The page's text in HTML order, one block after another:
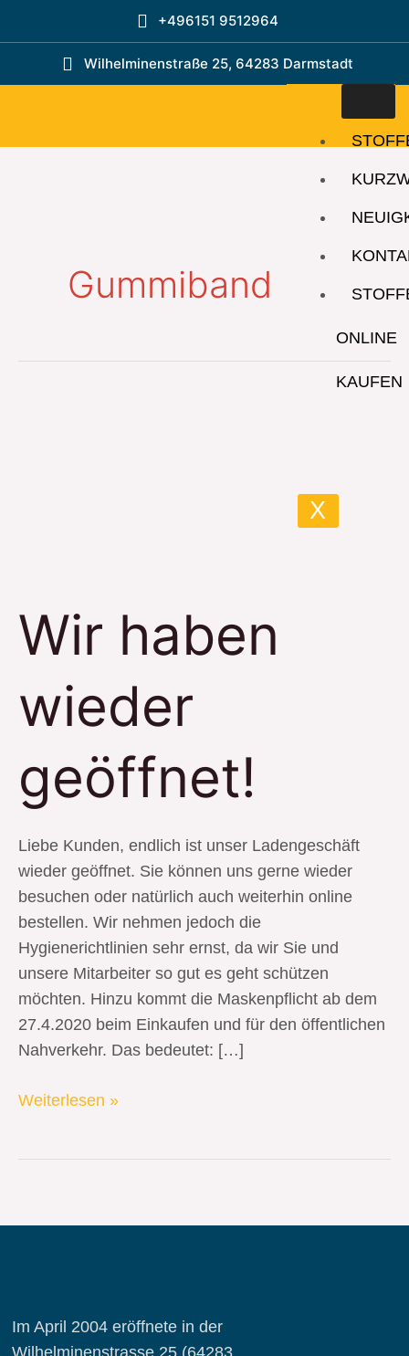
Inhalt
+496151 9512964
Wilhelminenstraße 25, 64283 Darmstadt
ONLINE
KAUFEN
X
Gummiband
Wir haben
wieder
geöffnet!
Liebe Kunden, endlich ist unser Ladengeschäft
wieder geöffnet. Sie können uns gerne wieder
besuchen oder natürlich auch weiterhin online
bestellen. Wir nehmen jedoch die
Hygienerichtlinien sehr ernst, da wir Sie und
unsere Mitarbeiter so gut es geht schützen
möchten. Hinzu kommt die Maskenpflicht ab dem
27.4.2020 beim Einkaufen und für den öffentlichen
Nahverkehr. Das bedeutet: […]
Weiterlesen »
Im April 2004 eröffnete in der